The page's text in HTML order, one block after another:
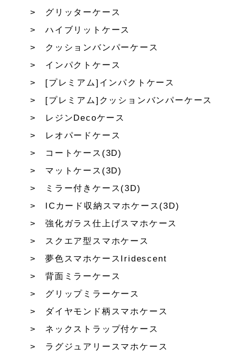
グリッターケース
ハイブリットケース
クッションバンパーケース
インパクトケース
[プレミアム]インパクトケース
[プレミアム]クッションバンパーケース
レジンDecoケース
レオパードケース
コートケース(3D)
マットケース(3D)
ミラー付きケース(3D)
ICカード収納スマホケース(3D)
強化ガラス仕上げスマホケース
スクエア型スマホケース
夢色スマホケースIridescent
背面ミラーケース
グリップミラーケース
ダイヤモンド柄スマホケース
ネックストラップ付ケース
ラグジュアリースマホケース